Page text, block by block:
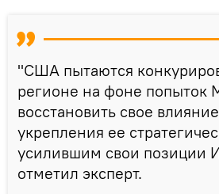
"США пытаются
регионе на фоне попыток
восстановить свое
укрепления ее
усилившим свои позиции
отметил эксперт.